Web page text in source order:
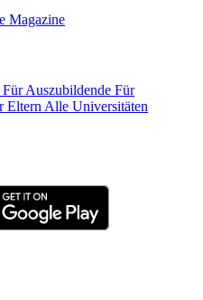
Magazine
Für Auszubildende Für
Eltern Alle Universitäten